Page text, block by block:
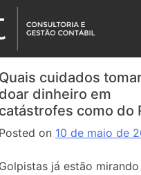
Quais cuidados
doar dinheiro em
catástrofes como do
Posted on 10 de maio de
Golpistas já estão mirando